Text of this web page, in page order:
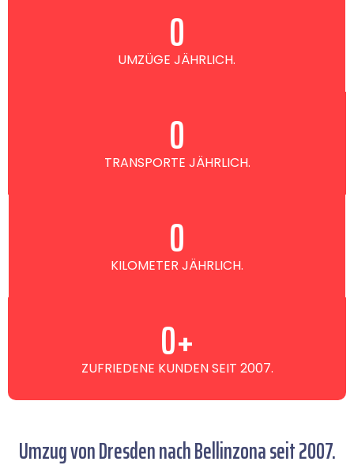
UMZÜGE JÄHRLICH.
0
TRANSPORTE JÄHRLICH.
0
KILOMETER JÄHRLICH.
0
ZUFRIEDENE KUNDEN SEIT 2007.
0+
Umzug von Dresden nach Bellinzona seit 2007.